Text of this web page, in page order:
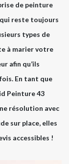
de peinture
qui reste toujours
types de
à marier votre
afin qu’ils
En tant que
Peinture 43
résolution avec
sur place, elles
accessibles !